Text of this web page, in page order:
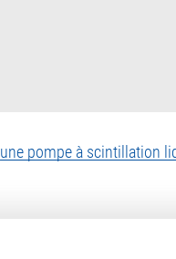
une pompe à scintillation